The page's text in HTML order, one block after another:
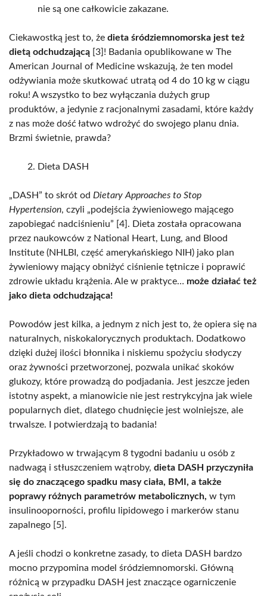
nie są one całkowicie zakazane.
Ciekawostką jest to, że dieta śródziemnomorska jest też
dietą odchudzającą [3]! Badania opublikowane w The
American Journal of Medicine wskazują, że ten model
odżywiania może skutkować utratą od 4 do 10 kg w ciągu
roku! A wszystko to bez wyłączania dużych grup
produktów, a jedynie z racjonalnymi zasadami, które każdy
z nas może dość łatwo wdrożyć do swojego planu dnia.
Brzmi świetnie, prawda?
Dieta DASH
„DASH” to skrót od Dietary Approaches to Stop
Hypertension, czyli „podejścia żywieniowego mającego
zapobiegać nadciśnieniu” [4]. Dieta została opracowana
przez naukowców z National Heart, Lung, and Blood
Institute (NHLBI, część amerykańskiego NIH) jako plan
żywieniowy mający obniżyć ciśnienie tętnicze i poprawić
zdrowie układu krążenia. Ale w praktyce… może działać też
jako dieta odchudzająca!
Powodów jest kilka, a jednym z nich jest to, że opiera się na
naturalnych, niskokalorycznych produktach. Dodatkowo
dzięki dużej ilości błonnika i niskiemu spożyciu słodyczy
oraz żywności przetworzonej, pozwala unikać skoków
glukozy, które prowadzą do podjadania. Jest jeszcze jeden
istotny aspekt, a mianowicie nie jest restrykcyjna jak wiele
popularnych diet, dlatego chudnięcie jest wolniejsze, ale
trwalsze. I potwierdzają to badania!
Przykładowo w trwającym 8 tygodni badaniu u osób z
nadwagą i stłuszczeniem wątroby, dieta DASH przyczyniła
się do znaczącego spadku masy ciała, BMI, a także
poprawy różnych parametrów metabolicznych, w tym
insulinooporności, profilu lipidowego i markerów stanu
zapalnego [5].
A jeśli chodzi o konkretne zasady, to dieta DASH bardzo
mocno przypomina model śródziemnomorski. Główną
różnicą w przypadku DASH jest znaczące ogarniczenie